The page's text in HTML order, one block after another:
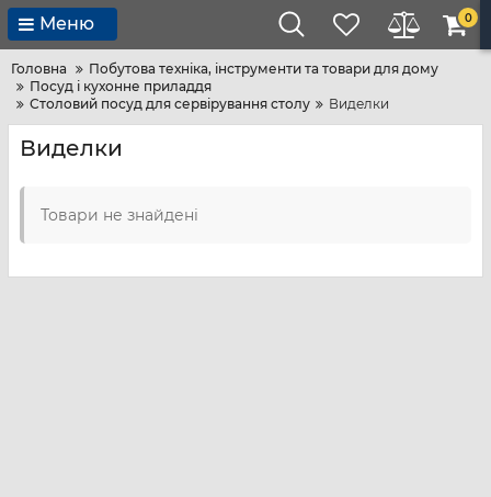
Меню 0
Головна
Побутова техніка, інструменти та товари для дому
Посуд і кухонне приладдя
Столовий посуд для сервірування столу
Виделки
Виделки
Товари не знайдені